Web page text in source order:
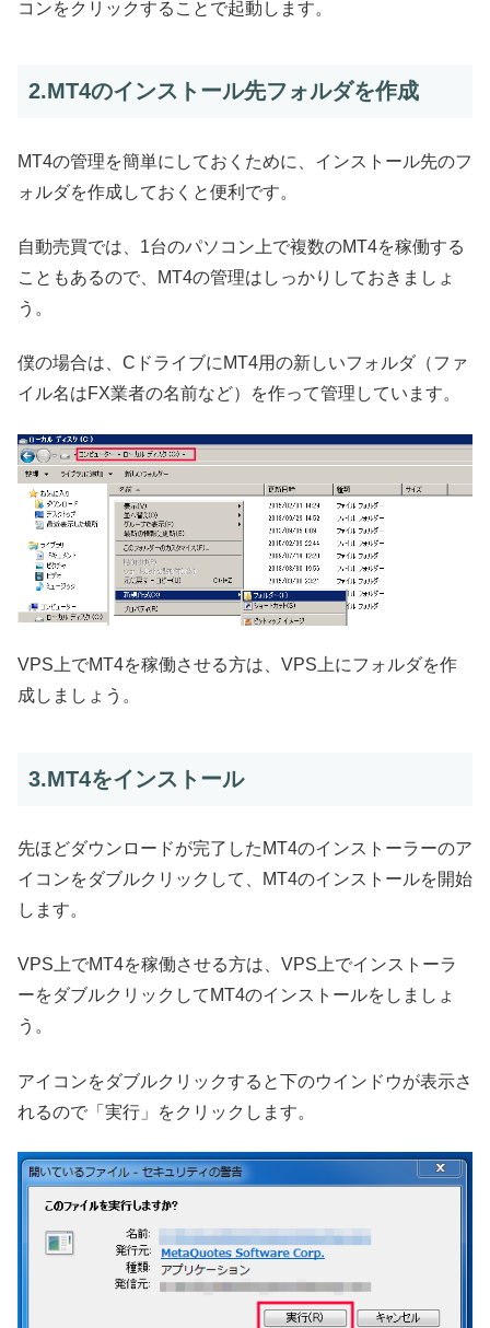
コンをクリックすることで起動します。
2.MT4のインストール先フォルダを作成
MT4の管理を簡単にしておくために、インストール先のフ
ォルダを作成しておくと便利です。
自動売買では、1台のパソコン上で複数のMT4を稼働する
こともあるので、MT4の管理はしっかりしておきましょ
う。
僕の場合は、CドライブにMT4用の新しいフォルダ（ファ
イル名はFX業者の名前など）を作って管理しています。
VPS上でMT4を稼働させる方は、VPS上にフォルダを作
成しましょう。
3.MT4をインストール
先ほどダウンロードが完了したMT4のインストーラーのア
イコンをダブルクリックして、MT4のインストールを開始
します。
VPS上でMT4を稼働させる方は、VPS上でインストーラ
ーをダブルクリックしてMT4のインストールをしましょ
う。
アイコンをダブルクリックすると下のウインドウが表示さ
れるので「実行」をクリックします。